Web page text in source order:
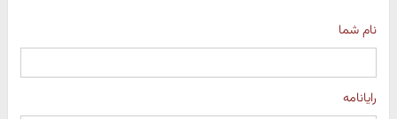
نام شما
رایانامه